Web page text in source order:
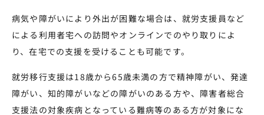
病気や障がいにより外出が困難な場合は、就労支援員など
による利用者宅への訪問やオンラインでのやり取りによ
り、在宅での支援を受けることも可能です。
就労移行支援は18歳から65歳未満の方で精神障がい、発達
障がい、知的障がいなどの障がいのある方や、障害者総合
支援法の対象疾病となっている難病等のある方が対象にな